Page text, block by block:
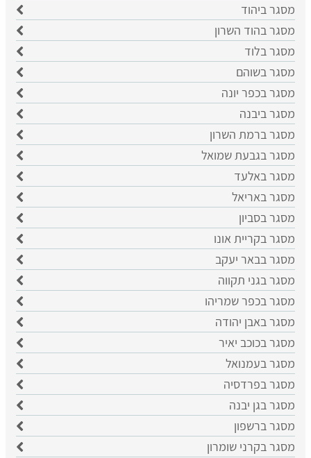
מסגר ביהוד
מסגר בהוד השרון
מסגר בלוד
מסגר בשוהם
מסגר בכפר יונה
מסגר ביבנה
מסגר ברמת השרון
מסגר בגבעת שמואל
מסגר באלעד
מסגר באריאל
מסגר בסביון
מסגר בקריית אונו
מסגר בבאר יעקב
מסגר בגני תקווה
מסגר בכפר שמריהו
מסגר באבן יהודה
מסגר בכוכב יאיר
מסגר בעמנואל
מסגר בפרדסיה
מסגר בגן יבנה
מסגר ברשפון
מסגר בקרני שומרון